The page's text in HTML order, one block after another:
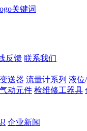
反馈 联系我们
送器 流量计系列 液位
动元件 检维修工器具
企业新闻